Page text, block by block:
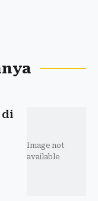
di
Image not
available